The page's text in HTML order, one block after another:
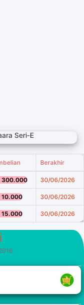
Seri-E
Berakhir
300.000 30/06/2026
10.000 30/06/2026
15.000 30/06/2026